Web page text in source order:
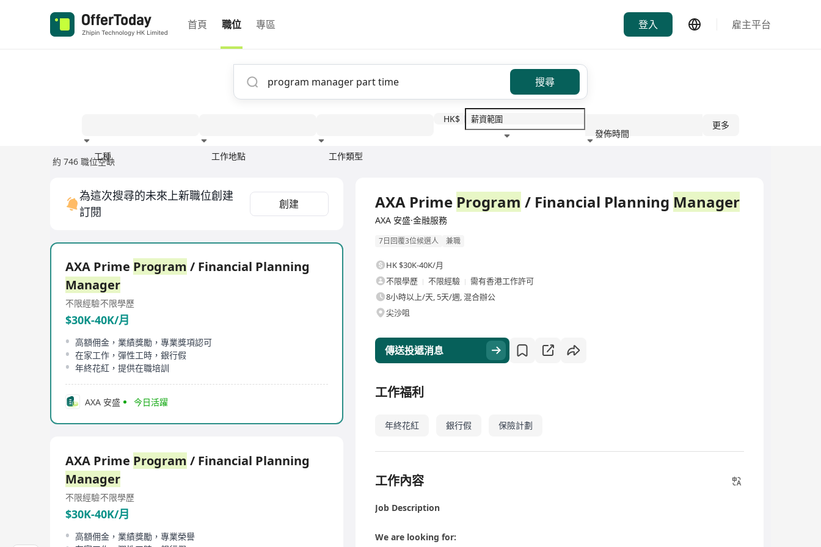
首頁 職位 專區 登入 雇主平台
搜尋
工種 工作地點 工作類型
HK$
發佈時間
更多
約 746 職位空缺
為這次搜尋的未來上新職位創建
訂閱
創建
AXA Prime Program / Financial Planning
Manager
不限經驗不限學歷
$30K-40K/月
高額佣金，業績獎勵，專業獎項認可
在家工作，彈性工時，銀行假
年終花紅，提供在職培訓
AXA 安盛 今日活躍
AXA Prime Program / Financial Planning
Manager
不限經驗不限學歷
$30K-40K/月
高額佣金，業績獎勵，專業榮譽
AXA Prime Program / Financial Planning Manager
AXA 安盛·金融服務
7日回覆3位候選人 兼職
HK $30K-40K/月
不限學歷
不限經驗
需有香港工作許可
8小時以上/天, 5天/週, 混合辦公
尖沙咀
傳送投遞消息
工作福利
年終花紅 銀行假 保險計劃
工作內容
Job Description
We are looking for: